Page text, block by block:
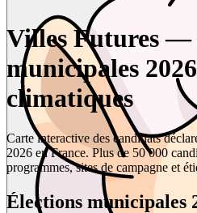
Villes Futures —
municipales
climatiques
Carte interactive des candidats
2026 en France. Plus de 50 000
programmes, sites de campagne et
Élections municipales